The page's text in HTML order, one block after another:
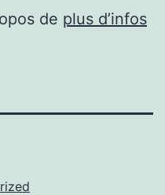
de plus d’infos